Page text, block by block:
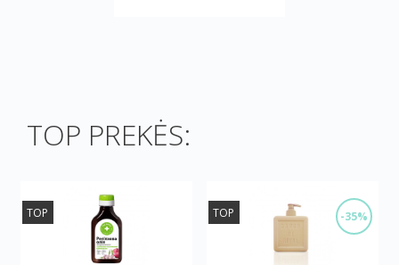
TOP PREKĖS:
TOP -35%
TOP